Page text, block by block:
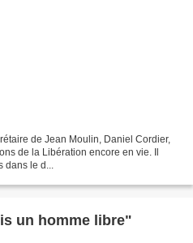
de Jean Moulin, Daniel Cordier,
de la Libération encore en vie. Il
le d...
un homme libre"